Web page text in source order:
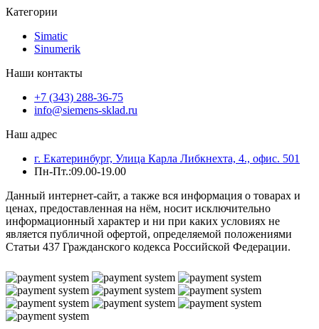
Категории
Simatic
Sinumerik
Наши контакты
+7 (343) 288-36-75
info@siemens-sklad.ru
Наш адрес
г. Екатеринбург, Улица Карла Либкнехта, 4., офис. 501
Пн-Пт.:09.00-19.00
Данный интернет-сайт, а также вся информация о товарах и
ценах, предоставленная на нём, носит исключительно
информационный характер и ни при каких условиях не
является публичной офертой, определяемой положениями
Статьи 437 Гражданского кодекса Российской Федерации.